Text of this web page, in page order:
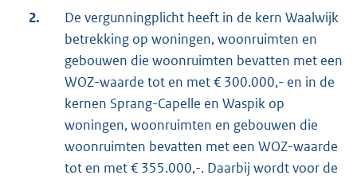
2.
De vergunningplicht heeft in de kern Waalwijk
betrekking op woningen, woonruimten en
gebouwen die woonruimten bevatten met een
WOZ-waarde tot en met € 300.000,- en in de
kernen Sprang-Capelle en Waspik op
woningen, woonruimten en gebouwen die
woonruimten bevatten met een WOZ-waarde
tot en met € 355.000,-. Daarbij wordt voor de